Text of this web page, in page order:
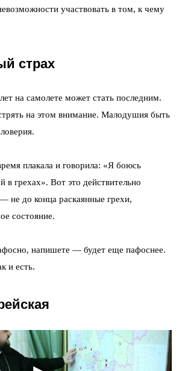
участвовать в том, к чему
страх
на самолете может стать последним.
на этом внимание. Малодушия быть
плакала и говорила: «Я боюсь
в грехах». Вот это действительно
не до конца раскаянные грехи,
состояние.
напишете — будет еще пафоснее.
и есть.